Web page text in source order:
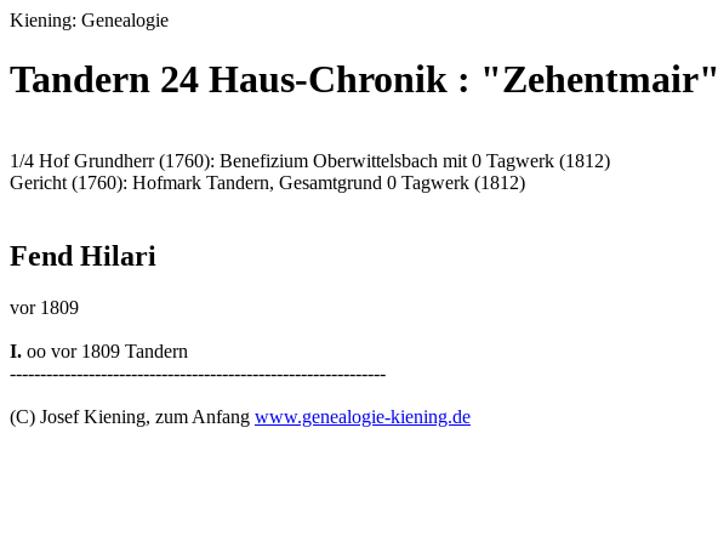
Kiening: Genealogie
Tandern 24 Haus-Chronik : "Zehentmair"
1/4 Hof Grundherr (1760): Benefizium Oberwittelsbach mit 0 Tagwerk (1812)
Gericht (1760): Hofmark Tandern, Gesamtgrund 0 Tagwerk (1812)
Fend Hilari
vor 1809
I. oo vor 1809 Tandern
--------------------------------------------------------------
(C) Josef Kiening, zum Anfang www.genealogie-kiening.de